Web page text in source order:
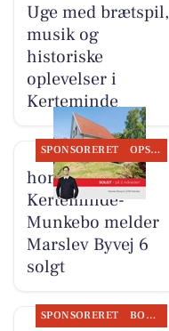
Uge med brætspil,
musik og
historiske
oplevelser i
Kerteminde
SPONSORERET OPSLAGSTAVLEN
home
Kerteminde-
Munkebo melder
Marslev Byvej 6
solgt
SPONSORERET BOLIGMARKED